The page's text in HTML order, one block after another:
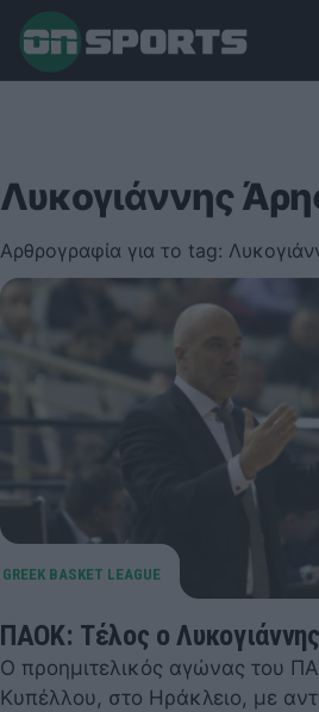
Λυκογιάννης
Αρθρογραφία για το tag:
ΠΑΟΚ: Τέλος ο Λυκογιάννης
Ο προημιτελικός αγώνας του
Κυπέλλου, στο Ηράκλειο, με